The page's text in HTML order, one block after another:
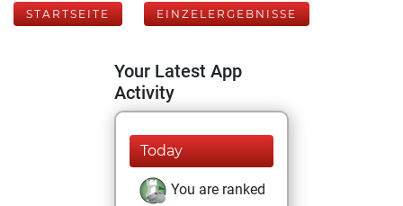
STARTSEITE EINZELERGEBNISSE
Your Latest App
Activity
Today
You are ranked